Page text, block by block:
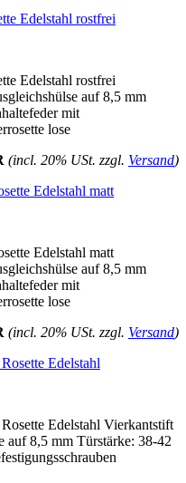
Edelstahl rostfrei
Edelstahl rostfrei
auf 8,5 mm
mit
lose
(incl. 20% USt. zzgl. Versand)
Edelstahl matt
Edelstahl matt
auf 8,5 mm
mit
lose
(incl. 20% USt. zzgl. Versand)
Edelstahl
Edelstahl Vierkantstift
auf 8,5 mm Türstärke: 38-42